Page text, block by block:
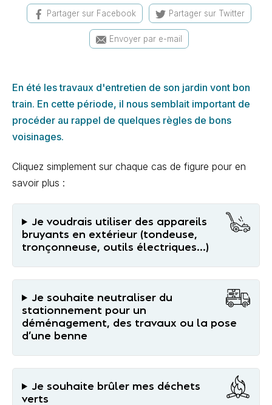
Partager sur Facebook Partager sur Twitter
Envoyer par e-mail
En été les travaux d'entretien de son jardin vont bon
train. En cette période, il nous semblait important de
procéder au rappel de quelques règles de bons
voisinages.
Cliquez simplement sur chaque cas de figure pour en
savoir plus :
Je voudrais utiliser des appareils
bruyants en extérieur (tondeuse,
tronçonneuse, outils électriques...)
Je souhaite neutraliser du
stationnement pour un
déménagement, des travaux ou la pose
d’une benne
Je souhaite brûler mes déchets
verts